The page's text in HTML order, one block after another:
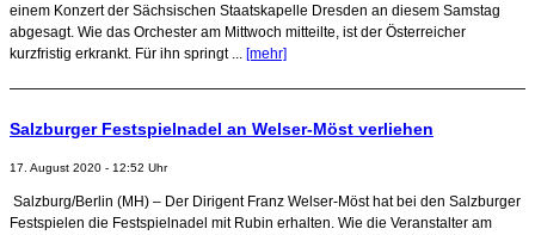
einem Konzert der Sächsischen Staatskapelle Dresden an diesem Samstag
abgesagt. Wie das Orchester am Mittwoch mitteilte, ist der Österreicher
kurzfristig erkrankt. Für ihn springt ... [mehr]
Salzburger Festspielnadel an Welser-Möst verliehen
17. August 2020 - 12:52 Uhr
Salzburg/Berlin (MH) – Der Dirigent Franz Welser-Möst hat bei den Salzburger
Festspielen die Festspielnadel mit Rubin erhalten. Wie die Veranstalter am